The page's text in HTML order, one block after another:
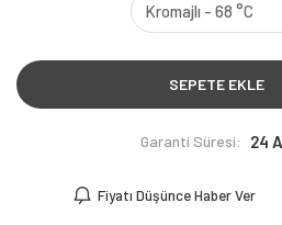
SEPETE EKLE
Garanti Süresi: 24
Fiyatı Düşünce Haber Ver